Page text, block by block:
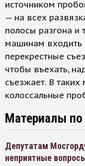
источником
— на всех
полосы разгона и
машинам входить
перекрестные
чтобы въехать,
съезжает. В таких
колоссальные
Материалы
Депутатам
неприятные